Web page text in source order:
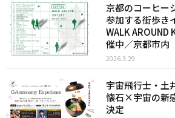
京都のコーヒー
参加する街歩き
WALK AROUND
催中／京都市内
2026.3.29
宇宙飛行士・土
懐石×宇宙の新
決定